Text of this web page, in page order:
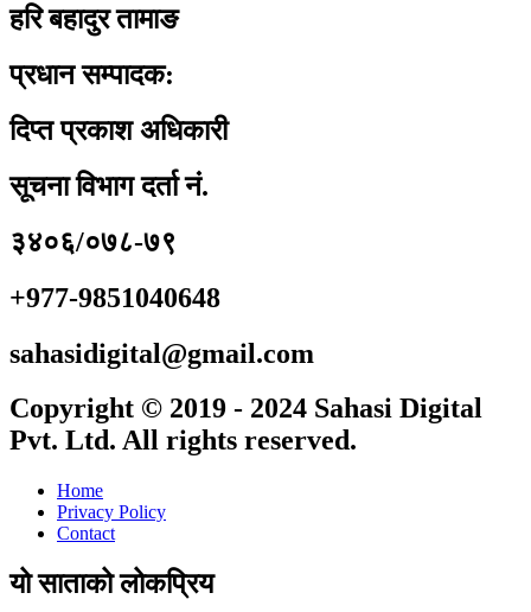
हरि बहादुर तामाङ
प्रधान सम्पादक:
दिप्त प्रकाश अधिकारी
सूचना विभाग दर्ता नं.
३४०६/०७८-७९
+977-9851040648
sahasidigital@gmail.com
Copyright © 2019 - 2024 Sahasi Digital
Pvt. Ltd. All rights reserved.
Home
Privacy Policy
Contact
यो साताको लोकप्रिय